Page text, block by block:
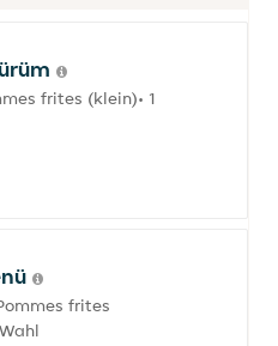
frites (klein)• 1
frites